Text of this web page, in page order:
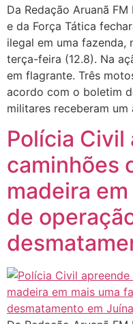
Da Redação Aruanã
e da Força Tática
ilegal em uma fazenda,
terça-feira (12.8). Na
em flagrante. Três
acordo com o boletim
militares receberam
Polícia Civil
caminhões
madeira
de